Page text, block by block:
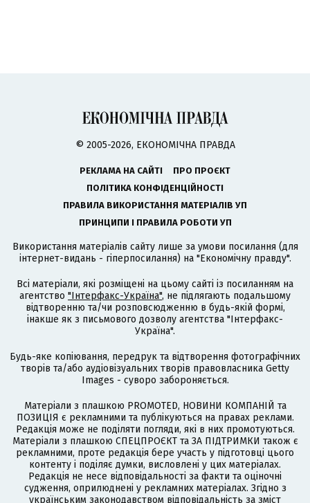
© 2005-2026, ЕКОНОМІЧНА ПРАВДА
РЕКЛАМА НА САЙТІ
ПРО ПРОЄКТ
ПОЛІТИКА КОНФІДЕНЦІЙНОСТІ
ПРАВИЛА ВИКОРИСТАННЯ МАТЕРІАЛІВ УП
ПРИНЦИПИ І ПРАВИЛА РОБОТИ УП
Використання матеріалів сайту лише за умови посилання (для
інтернет-видань - гіперпосилання) на "Економічну правду".
Всі матеріали, які розміщені на цьому сайті із посиланням на
агентство "Інтерфакс-Україна", не підлягають подальшому
відтворенню та/чи розповсюдженню в будь-якій формі,
інакше як з письмового дозволу агентства "Інтерфакс-
Україна".
Будь-яке копіювання, передрук та відтворення фотографічних
творів та/або аудіовізуальних творів правовласника Getty
Images - суворо забороняється.
Матеріали з плашкою PROMOTED, НОВИНИ КОМПАНІЙ та
ПОЗИЦІЯ є рекламними та публікуються на правах реклами.
Редакція може не поділяти погляди, які в них промотуються.
Матеріали з плашкою СПЕЦПРОЄКТ та ЗА ПІДТРИМКИ також є
рекламними, проте редакція бере участь у підготовці цього
контенту і поділяє думки, висловлені у цих матеріалах.
Редакція не несе відповідальності за факти та оціночні
судження, оприлюднені у рекламних матеріалах. Згідно з
українським законодавством відповідальність за зміст